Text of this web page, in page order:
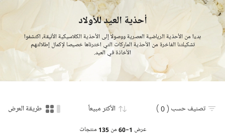
أحذية العيد للأولاد
بدءا من الأحذية الرياضية العصرية ووصولا إلى الأحذية الكلاسيكية الأنيقة، اكتشفوا
تشكيلتنا الفاخرة من الأحذية الماركات التي اخترناها خصيصا لإكمال إطلالتهم
الأخاذة في العيد.
تصنيف حسب ( 0 ) الأكثر مبيعاً طريقة العرض
عرض 1-60 من135 منتجات